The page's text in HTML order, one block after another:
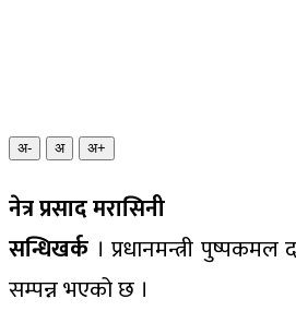
अ- अ अ+
नेत्र प्रसाद मरासिनी
सन्धिखर्क । प्रधानमन्त्री पुष्पकमल
सम्पन्न भएको छ ।